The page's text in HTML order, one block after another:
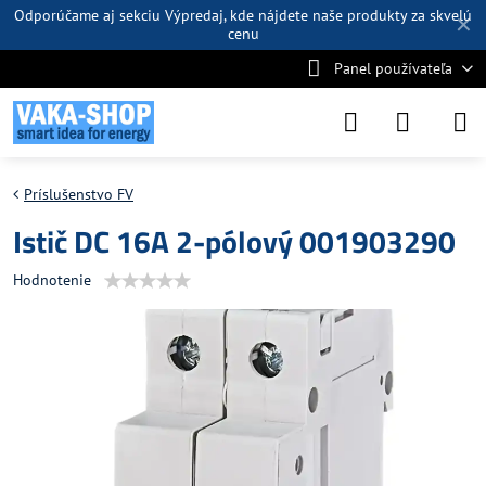
✕
Odporúčame aj sekciu Výpredaj, kde nájdete naše produkty za skvelú
cenu
Panel používateľa
Príslušenstvo FV
Istič DC 16A 2-pólový 001903290
Hodnotenie